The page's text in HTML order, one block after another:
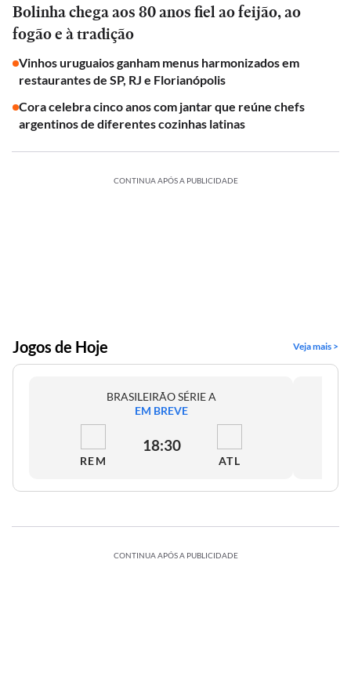
Bolinha chega aos 80 anos fiel ao feijão, ao
fogão e à tradição
Vinhos uruguaios ganham menus harmonizados em
restaurantes de SP, RJ e Florianópolis
Cora celebra cinco anos com jantar que reúne chefs
argentinos de diferentes cozinhas latinas
CONTINUA APÓS A PUBLICIDADE
Jogos de Hoje Veja mais >
BRASILEIRÃO SÉRIE A
EM BREVE
REM
18:30
ATL
CONTINUA APÓS A PUBLICIDADE